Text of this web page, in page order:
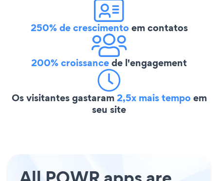
250% de crescimentoem contatos
200% croissancede l'engagement
Os visitantes gastaram2,5x mais tempoem
seu site